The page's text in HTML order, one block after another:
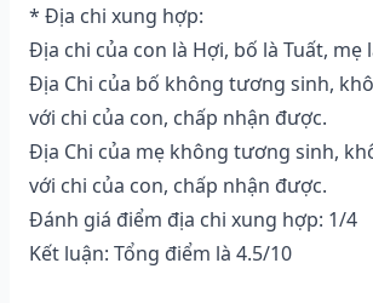
* Địa chi xung hợp:
Địa chi của con là Hợi, bố là Tuất, mẹ
Địa Chi của bố không tương sinh,
với chi của con, chấp nhận được.
Địa Chi của mẹ không tương sinh,
với chi của con, chấp nhận được.
Đánh giá điểm địa chi xung hợp: 1/4
Kết luận: Tổng điểm là 4.5/10